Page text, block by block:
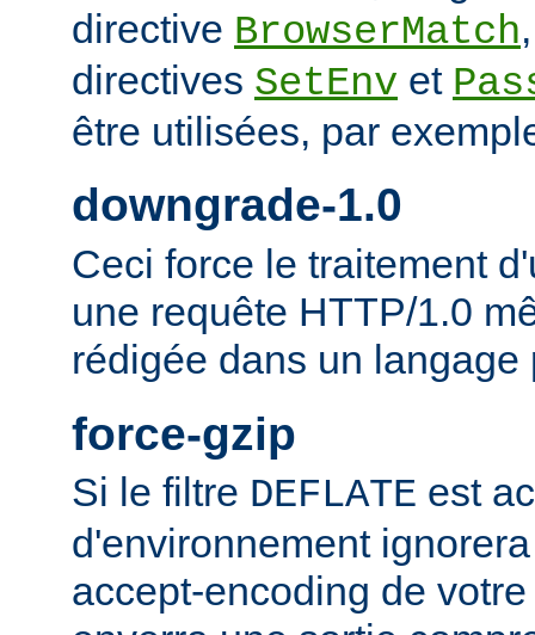
directive BrowserMatch
directives SetEnv et
être utilisées, par
downgrade-1.0
Ceci force le traitement
une requête HTTP/1.0
rédigée dans un langage
force-gzip
Si le filtre DEFLATE est
d'environnement
accept-encoding de